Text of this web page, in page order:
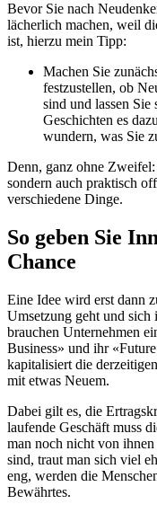
Bevor Sie nach
lächerlich machen, weil
ist, hierzu mein Tipp:
Machen Sie
festzustellen, ob
sind und lassen Sie
Geschichten es
wundern, was Sie
Denn, ganz ohne
sondern auch praktisch
verschiedene Dinge.
So geben Sie
Chance
Eine Idee wird erst dann
Umsetzung geht und
brauchen Unternehmen
Business» und ihr
kapitalisiert die
mit etwas Neuem.
Dabei gilt es, die
laufende Geschäft muss
man noch nicht von
sind, traut man sich viel
eng, werden die
Bewährtes.